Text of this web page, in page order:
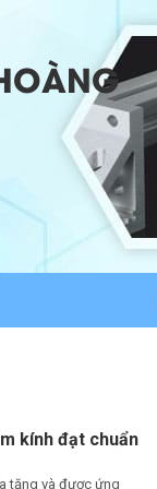
kính đạt chuẩn
tăng và được ứng